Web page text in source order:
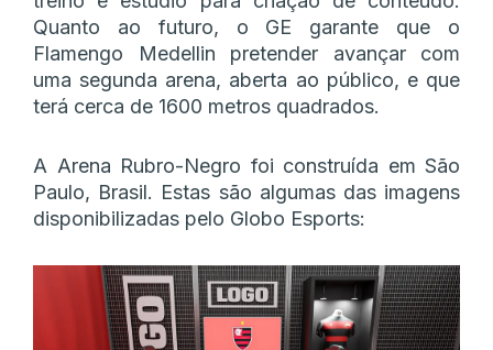
Quanto ao futuro, o GE garante que o
Flamengo Medellin pretender avançar com
uma segunda arena, aberta ao público, e que
terá cerca de 1600 metros quadrados.
A Arena Rubro-Negro foi construída em São
Paulo, Brasil. Estas são algumas das imagens
disponibilizadas pelo Globo Esports: